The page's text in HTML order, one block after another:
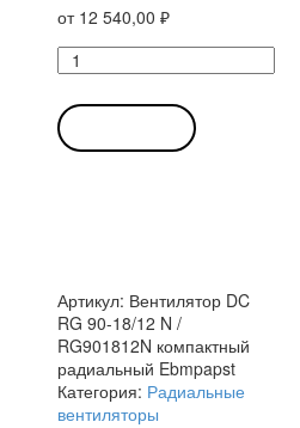
от 12 540,00 ₽
Количество
товара
Вентилятор
DC
RG
радиальный
Ebmpapst
Артикул: Вентилятор DC
RG 90-18/12 N /
RG901812N компактный
радиальный Ebmpapst
Категория: Радиальные
вентиляторы